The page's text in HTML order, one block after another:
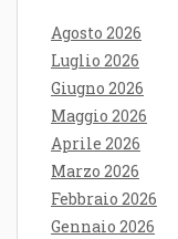
Agosto 2026
Luglio 2026
Giugno 2026
Maggio 2026
Aprile 2026
Marzo 2026
Febbraio 2026
Gennaio 2026